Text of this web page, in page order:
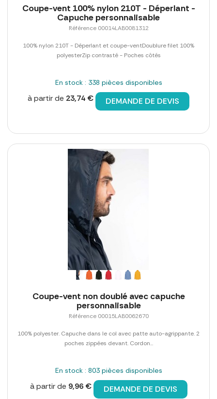
Coupe-vent 100% nylon 210T - Déperlant -
Capuche personnalisable
Référence 00014LAB0081312
100% nylon 210T - Déperlant et coupe-ventDoublure filet 100%
polyesterZip contrasté - Poches côtés
En stock : 338 pièces disponibles
à partir de 23,74 € DEMANDE DE DEVIS
Coupe-vent non doublé avec capuche
personnalisable
Référence 00015LAB0062670
100% polyester. Capuche dans le col avec patte auto-agrippante. 2
poches zippées devant. Cordon...
En stock : 803 pièces disponibles
à partir de 9,96 € DEMANDE DE DEVIS